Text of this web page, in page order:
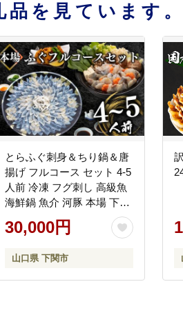
を見ています。
とらふぐ刺身＆ちり鍋＆唐
揚げ フルコース セット 4-5
人前 冷凍 フグ刺し 高級魚
海鮮鍋 魚介 河豚 本場 下関
30,000円
山口県 下関市